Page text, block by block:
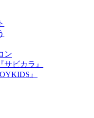
ン
ビカラ』
』